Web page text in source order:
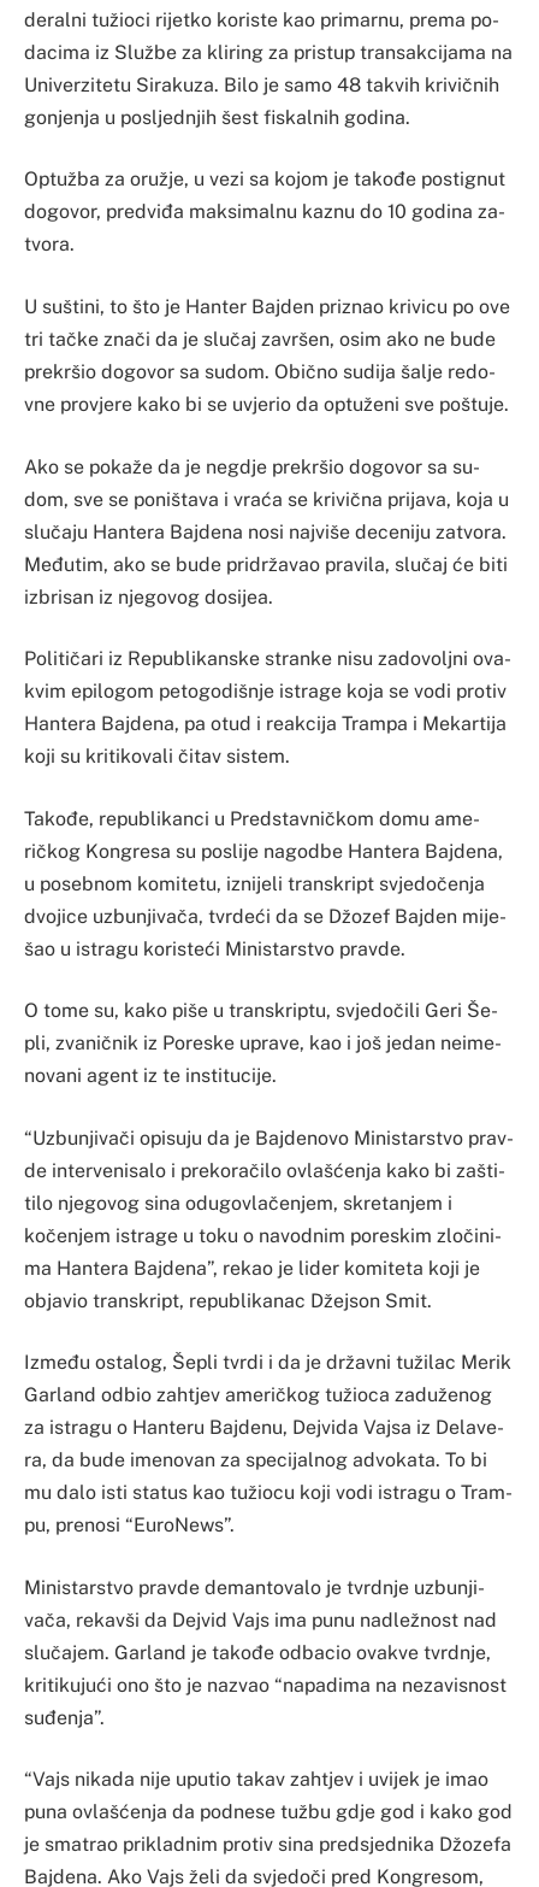
de­ral­ni tužioci ri­jet­ko ko­ris­te kao pri­mar­nu, pre­ma po­
da­ci­ma iz Službe za kli­ring za pris­tup tran­sa­kci­ja­ma na
Uni­ver­zi­te­tu Si­ra­ku­za. Bi­lo je sa­mo 48 ta­kvih kri­vičnih
go­nje­nja u po­slje­dnjih šest fis­kal­nih go­di­na.
Op­tužba za oružje, u ve­zi sa ko­jom je ta­kođe pos­ti­gnut
do­go­vor, pre­dviđa ma­ksi­mal­nu ka­znu do 10 go­di­na za­
tvo­ra.
U su­šti­ni, to što je Han­ter Baj­den pri­znao kri­vi­cu po ove
tri tačke znači da je slučaj za­vršen, osim ako ne bu­de
pre­kršio do­go­vor sa su­dom. Obično su­di­ja ša­lje re­do­
vne pro­vje­re ka­ko bi se uvje­rio da op­tuženi sve po­štu­je.
Ako se po­kaže da je ne­gdje pre­kršio do­go­vor sa su­
dom, sve se po­ni­šta­va i vraća se kri­vična pri­ja­va, ko­ja u
slučaju Han­te­ra Baj­de­na no­si naj­vi­še de­ce­ni­ju za­tvo­ra.
Međutim, ako se bu­de pridržavao pra­vi­la, slučaj će bi­ti
iz­bri­san iz nje­go­vog do­si­jea.
Po­li­tičari iz Re­pu­bli­kan­ske stran­ke ni­su za­do­vo­ljni ova­
kvim epi­lo­gom pe­to­go­diš­nje is­tra­ge ko­ja se vo­di pro­tiv
Han­te­ra Baj­de­na, pa otud i rea­kci­ja Tram­pa i Me­kar­ti­ja
ko­ji su kri­ti­ko­va­li čitav sis­tem.
Ta­kođe, re­pu­bli­kan­ci u Pred­sta­vničkom do­mu ame­
ričkog Kon­gre­sa su po­sli­je na­go­dbe Han­te­ra Baj­de­na,
u po­se­bnom ko­mi­te­tu, izni­je­li tran­skript svje­dočenja
dvo­ji­ce uzbu­nji­vača, tvrdeći da se Džozef Baj­den mi­je­
šao u is­tra­gu ko­ris­teći Mi­nis­tar­stvo prav­de.
O to­me su, ka­ko pi­še u tran­skrip­tu, svje­dočili Ge­ri Še­
pli, zva­ničnik iz Po­res­ke upra­ve, kao i još je­dan ne­ime­
no­va­ni agent iz te in­sti­tu­ci­je.
“Uzbu­nji­vači opi­su­ju da je Baj­de­no­vo Mi­nis­tar­stvo prav­
de in­ter­ve­ni­sa­lo i pre­ko­račilo ovlašćenja ka­ko bi za­šti­
ti­lo nje­go­vog si­na odu­go­vlačenjem, skre­ta­njem i
kočenjem is­tra­ge u to­ku o na­vo­dnim po­res­kim zločini­
ma Han­te­ra Baj­de­na”, re­kao je li­der ko­mi­te­ta ko­ji je
obja­vio tran­skript, re­pu­bli­ka­nac Džej­son Smit.
Između os­ta­log, Še­pli tvrdi i da je drža­vni tužilac Me­rik
Gar­land odbio zah­tjev ame­ričkog tužioca za­duženog
za is­tra­gu o Han­te­ru Baj­de­nu, Dej­vi­da Vaj­sa iz De­la­ve­
ra, da bu­de ime­no­van za spe­ci­jal­nog advo­ka­ta. To bi
mu da­lo is­ti sta­tus kao tužiocu ko­ji vo­di is­tra­gu o Tram­
pu, prenosi “EuroNews”.
Mi­nis­tar­stvo prav­de de­man­to­va­lo je tvrdnje uzbu­nji­
vača, re­kav­ši da Dej­vid Vajs ima pu­nu na­dležnost nad
slučajem. Gar­land je ta­kođe odba­cio ova­kve tvrdnje,
kri­ti­ku­jući ono što je na­zvao “na­pa­di­ma na ne­za­vi­snost
suđenja”.
“Vajs ni­ka­da ni­je upu­tio ta­kav zah­tjev i uvi­jek je imao
pu­na ovlašćenja da po­dne­se tužbu gdje god i ka­ko god
je sma­trao pri­kla­dnim pro­tiv si­na pred­sje­dni­ka Džoze­fa
Baj­de­na. Ako Vajs želi da svje­doči pred Kon­gre­som,